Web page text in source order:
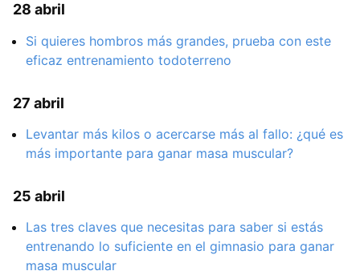
28 abril
Si quieres hombros más grandes, prueba con este
eficaz entrenamiento todoterreno
27 abril
Levantar más kilos o acercarse más al fallo: ¿qué es
más importante para ganar masa muscular?
25 abril
Las tres claves que necesitas para saber si estás
entrenando lo suficiente en el gimnasio para ganar
masa muscular